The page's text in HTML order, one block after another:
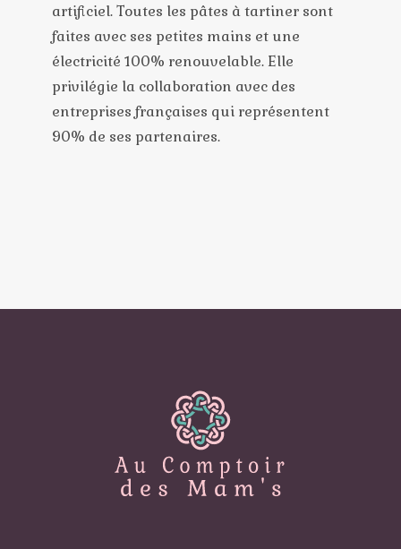
artificiel. Toutes les pâtes à tartiner sont
faites avec ses petites mains et une
électricité 100% renouvelable. Elle
privilégie la collaboration avec des
entreprises françaises qui représentent
90% de ses partenaires.